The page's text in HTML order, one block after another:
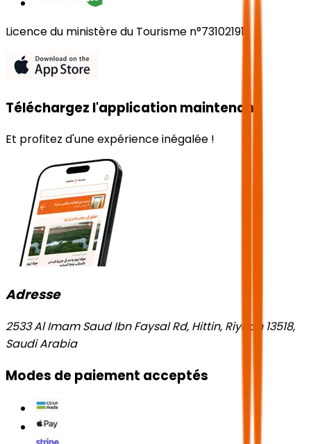
Licence du ministère du Tourisme n°73102191
Téléchargez l'application maintenant
Et profitez d'une expérience inégalée !
Adresse
2533 Al Imam Saud Ibn Faysal Rd, Hittin, Riyadh 13518,
Saudi Arabia
Modes de paiement acceptés